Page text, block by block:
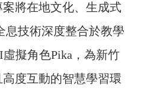
將在地文化、生成式
息技術深度整合於教學
擬角色Pika，為新竹
度互動的智慧學習環